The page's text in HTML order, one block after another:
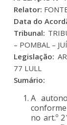
Relator:
Data do
Tribunal:
– POMBAL –
Legislação:
77 LULL
Sumário:
A
no art.º